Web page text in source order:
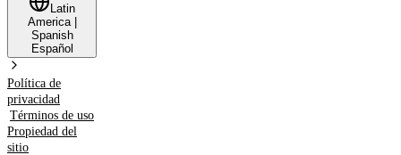
Latin
America|
Spanish
Español
Política de
privacidad
Términos de uso
Propiedad del
sitio